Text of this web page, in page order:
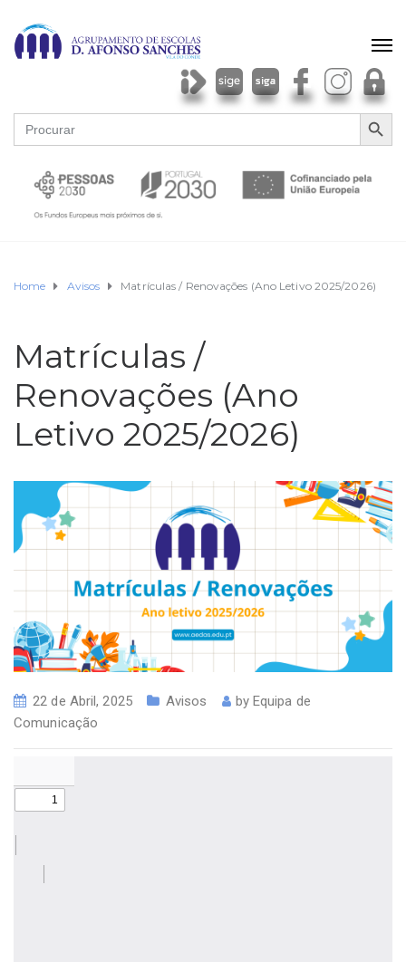
Search
for:
SEARCH
Home Avisos Matrículas / Renovações (Ano Letivo 2025/2026)
Matrículas /
Renovações (Ano
Letivo 2025/2026)
22 de Abril, 2025 Avisos by Equipa de
Comunicação